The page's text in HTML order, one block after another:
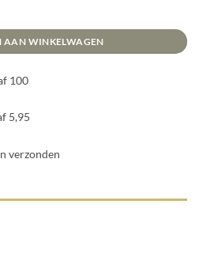
AAN WINKELWAGEN
100
5,95
verzonden